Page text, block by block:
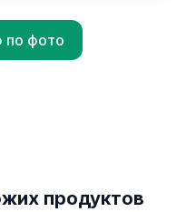
по фото
продуктов